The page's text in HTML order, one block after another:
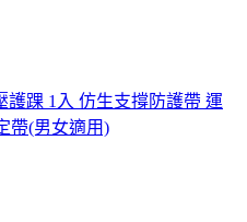
踝 1入 仿生支撐防護帶 運
帶(男女適用)